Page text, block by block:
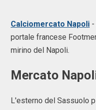
Calciomercato Napoli
portale francese
mirino del Napoli.
Mercato
L'esterno del Sassuolo